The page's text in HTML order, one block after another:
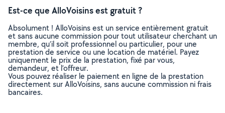
Est-ce que AlloVoisins est gratuit ?
Absolument ! AlloVoisins est un service entièrement gratuit
et sans aucune commission pour tout utilisateur cherchant un
membre, qu’il soit professionnel ou particulier, pour une
prestation de service ou une location de matériel. Payez
uniquement le prix de la prestation, fixé par vous,
demandeur, et l’offreur.
Vous pouvez réaliser le paiement en ligne de la prestation
directement sur AlloVoisins, sans aucune commission ni frais
bancaires.